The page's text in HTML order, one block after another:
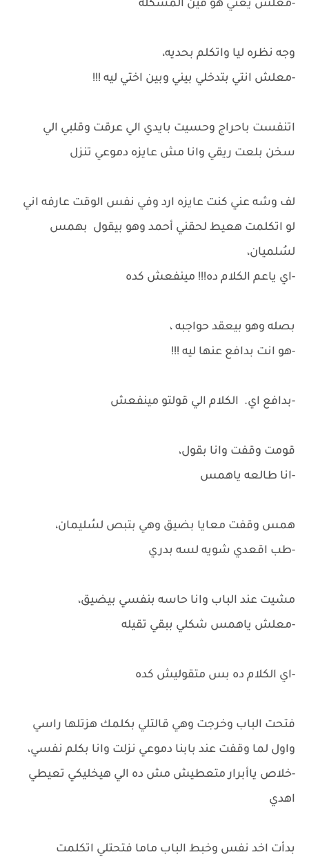
-معلش يعني هو فين المشكله
وجه نظره ليا واتكلم بحديه،
-معلش انتي بتدخلي بيني وبين اختي ليه !!!
اتنفست باحراج وحسيت بايدي الي عرقت وقلبي الي
سخن بلعت ريقي وانا مش عايزه دموعي تنزل
لف وشه عني كنت عايزه ارد وفي نفس الوقت عارفه اني
لو اتكلمت هعيط لحقني أحمد وهو بيقول بهمس
لسُلميان،
-اي ياعم الكلام ده!!! مينفعش كده
بصله وهو بيعقد حواجبه ،
-هو انت بدافع عنها ليه !!!
-بدافع اي. الكلام الي قولتو مينفعش
قومت وقفت وانا بقول،
-انا طالعه ياهمس
همس وقفت معايا بضيق وهي بتبص لسُليمان،
-طب اقعدي شويه لسه بدري
مشيت عند الباب وانا حاسه بنفسي بيضيق،
-معلش ياهمس شكلي ببقي تقيله
-اي الكلام ده بس متقوليش كده
فتحت الباب وخرجت وهي قالتلي بكلمك هزتلها راسي
واول لما وقفت عند بابنا دموعي نزلت وانا بكلم نفسي،
-خلاص ياأبرار متعطيش مش ده الي هيخليكي تعيطي
اهدي
بدأت اخد نفس وخبط الباب ماما فتحتلي اتكلمت